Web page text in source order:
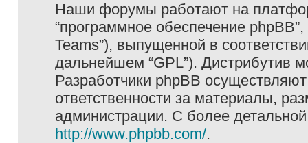
Наши форумы работают на
“программное обеспечение
Teams”), выпущенной в
дальнейшем “GPL”). Дистрибутив
Разработчики phpBB
ответственности за материалы,
администрации. С более
http://www.phpbb.com/.